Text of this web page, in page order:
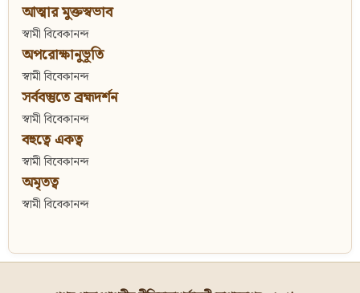
আত্মার মুক্তস্বভাব
স্বামী বিবেকানন্দ
অপরোক্ষানুভূতি
স্বামী বিবেকানন্দ
সর্ববস্তুতে ব্রহ্মদর্শন
স্বামী বিবেকানন্দ
বহুত্বে একত্ব
স্বামী বিবেকানন্দ
অমৃতত্ব
স্বামী বিবেকানন্দ